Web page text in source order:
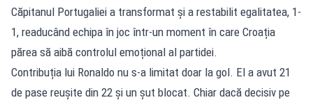
Căpitanul Portugaliei a transformat și a restabilit egalitatea, 1-
1, readucând echipa în joc într-un moment în care Croația
părea să aibă controlul emoțional al partidei.
Contribuția lui Ronaldo nu s-a limitat doar la gol. El a avut 21
de pase reușite din 22 și un șut blocat. Chiar dacă decisiv pe